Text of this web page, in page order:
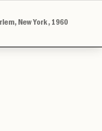
New York, 1960